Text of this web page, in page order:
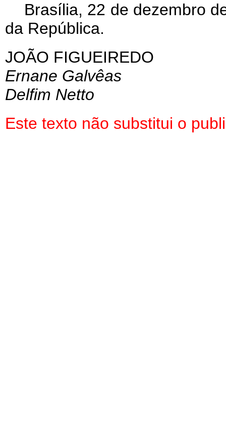
Brasília, 22 de dezembro
da República.
JOÃO FIGUEIREDO
Ernane Galvêas
Delfim Netto
Este texto não substitui o